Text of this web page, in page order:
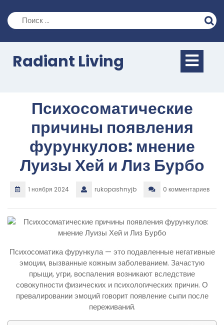
содержимому
Radiant Living
Психосоматические
причины появления
фурункулов: мнение
Луизы Хей и Лиз Бурбо
1 ноября 2024 rukopashnyjb 0 комментариев
Психосоматика фурункула — это подавленные негативные
эмоции, вызванные кожным заболеванием. Зачастую
прыщи, угри, воспаления возникают вследствие
совокупности физических и психологических причин. О
превалировании эмоций говорит появление сыпи после
переживаний.